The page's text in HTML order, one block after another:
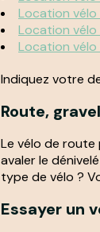
Location vélo
Location
Location
Indiquez votre
Route,
Le vélo de route
avaler le
type de vélo ?
Essayer un